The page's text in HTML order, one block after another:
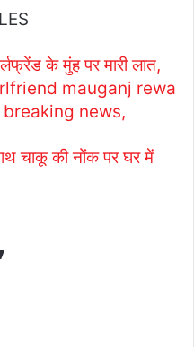
के मुंह पर मारी लात,
mauganj rewa
news,
चाकू की नोंक पर घर में